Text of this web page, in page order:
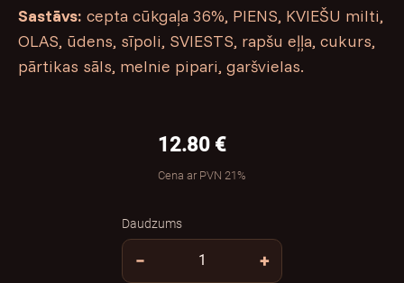
Sastāvs: cepta cūkgaļa 36%, PIENS, KVIEŠU milti,
OLAS, ūdens, sīpoli, SVIESTS, rapšu eļļa, cukurs,
pārtikas sāls, melnie pipari, garšvielas.
12.80 €
Cena ar PVN 21%
Daudzums
− +